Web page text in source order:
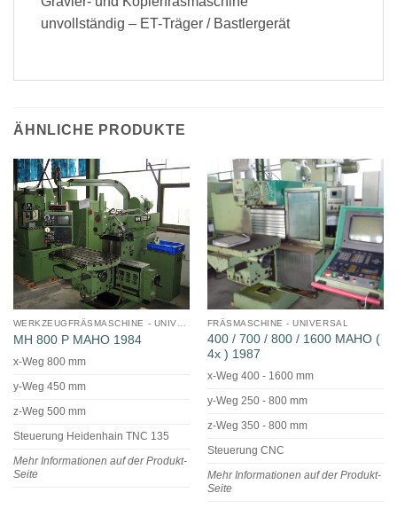
unvollständig – ET-Träger / Bastlergerät
ÄHNLICHE PRODUKTE
MH 800 P MAHO 1984
x-Weg 800 mm
y-Weg 450 mm
z-Weg 500 mm
Steuerung Heidenhain TNC 135
Mehr Informationen auf der Produkt-
Seite
FRÄSMASCHINE - UNIVERSAL
400 / 700 / 800 / 1600 MAHO (
4x ) 1987
x-Weg 400 - 1600 mm
y-Weg 250 - 800 mm
z-Weg 350 - 800 mm
Steuerung CNC
Mehr Informationen auf der Produkt-
Seite